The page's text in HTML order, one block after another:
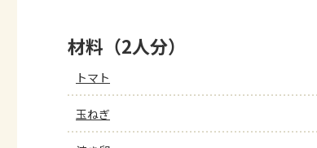
材料（2人分）
トマト
玉ねぎ